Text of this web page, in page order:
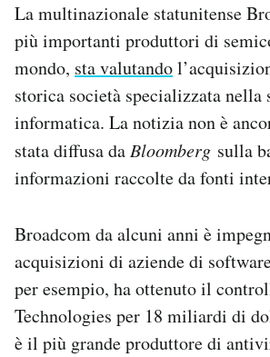
SHOP
CALENDARIO
AREA PERSONALE
Area Personale
Regala il Post
Hai bisogno di aiuto?
Esci
La multinazionale statunitense
più importanti produttori di
mondo, sta valutando
storica società specializzata nella
informatica. La notizia non è
stata diffusa daBloomberg sulla
informazioni raccolte da fonti
Broadcom da alcuni anni è
acquisizioni di aziende di
per esempio, ha ottenuto il
Technologies per 18 miliardi di
è il più grande produttore di